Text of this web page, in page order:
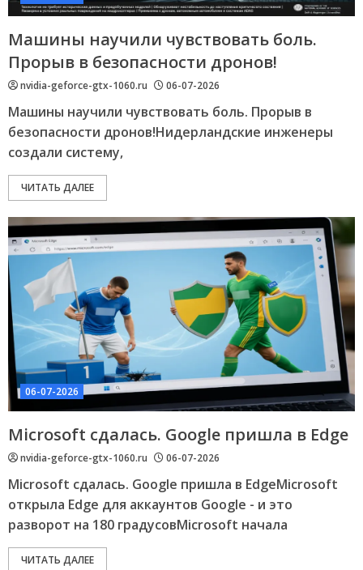
Машины научили чувствовать боль.
Прорыв в безопасности дронов!
nvidia-geforce-gtx-1060.ru 06-07-2026
Машины научили чувствовать боль. Прорыв в
безопасности дронов!Нидерландские инженеры
создали систему,
ЧИТАТЬ ДАЛЕЕ
06-07-2026
Microsoft сдалась. Google пришла в Edge
nvidia-geforce-gtx-1060.ru 06-07-2026
Microsoft сдалась. Google пришла в EdgeMicrosoft
открыла Edge для аккаунтов Google - и это
разворот на 180 градусовMicrosoft начала
ЧИТАТЬ ДАЛЕЕ